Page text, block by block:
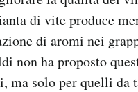
di vite produce
di aromi nei
non ha proposto
ma solo per quelli da